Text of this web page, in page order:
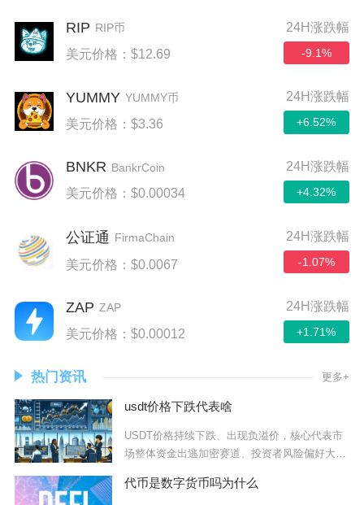
RIP RIP币
美元价格：$12.69
24H涨跌幅
-9.1%
YUMMY YUMMY币
美元价格：$3.36
24H涨跌幅
+6.52%
BNKR BankrCoin
美元价格：$0.00034
24H涨跌幅
+4.32%
公证通 FirmaChain
美元价格：$0.0067
24H涨跌幅
-1.07%
ZAP ZAP
美元价格：$0.00012
24H涨跌幅
+1.71%
热门资讯 更多+
usdt价格下跌代表啥
USDT价格持续下跌、出现负溢价，核心代表市
场整体资金出逃加密赛道、投资者风险偏好大幅
代币是数字货币吗为什么